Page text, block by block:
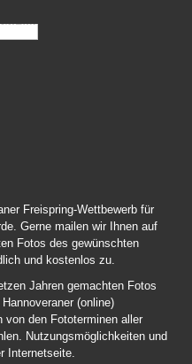
04
Blue 04
Freispring-Wettbewerb für
Gerne mailen wir Ihnen auf
Fotos des gewünschten
und kostenlos zu.
Jahren gemachten Fotos
(online)
von den Fototerminen aller
Nutzungsmöglichkeiten und
Internetseite.